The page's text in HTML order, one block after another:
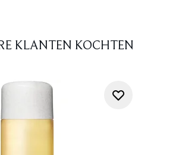
KLANTEN KOCHTEN